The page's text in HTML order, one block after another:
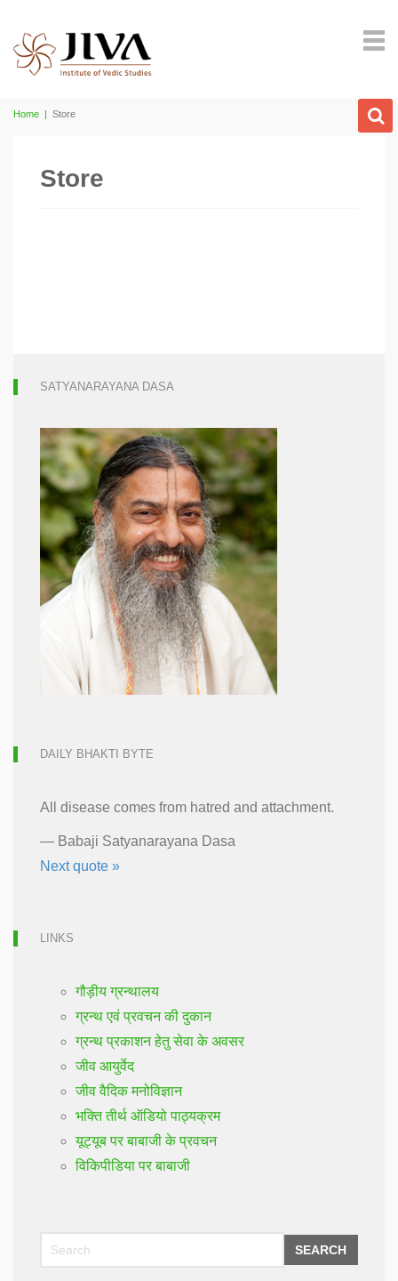
Home | Store
Store
SATYANARAYANA DASA
DAILY BHAKTI BYTE
All disease comes from hatred and attachment.
— Babaji Satyanarayana Dasa
Next quote »
LINKS
गौड़ीय ग्रन्थालय
ग्रन्थ एवं प्रवचन की दुकान
ग्रन्थ प्रकाशन हेतु सेवा के अवसर
जीव आयुर्वेद
जीव वैदिक मनोविज्ञान
भक्ति तीर्थ ऑडियो पाठ्यक्रम
यूट्यूब पर बाबाजी के प्रवचन
विकिपीडिया पर बाबाजी
SEARCH